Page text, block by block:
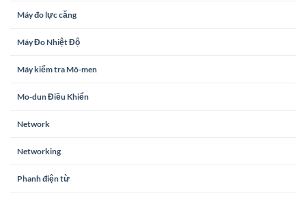
Máy đo lực căng
Máy Đo Nhiệt Độ
Máy kiểm tra Mô-men
Mo-dun Điều Khiển
Network
Networking
Phanh điện từ